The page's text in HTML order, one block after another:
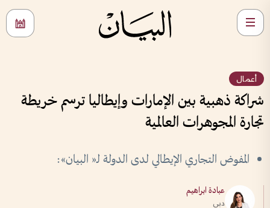
أعمال
شراكة ذهبية بين الإمارات وإيطاليا ترسم خريطة
تجارة المجوهرات العالمية
المفوض التجاري الإيطالي لدى الدولة لـ« البيان»:
عبادة ابراهيم
دبي